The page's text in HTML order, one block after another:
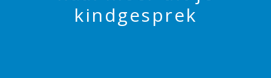
kindgesprek